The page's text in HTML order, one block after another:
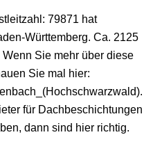
79871 hat
Württemberg. Ca. 2125
Sie mehr über diese
Sie mal hier:
für Dachbeschichtungen
dann sind hier richtig.